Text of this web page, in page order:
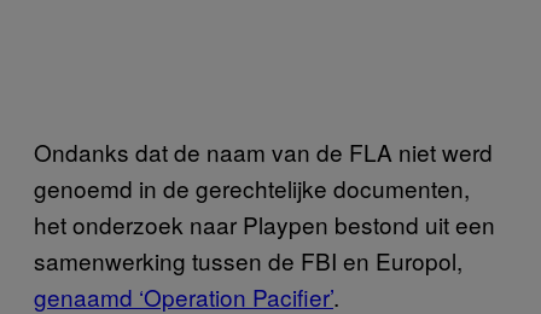
Ondanks dat de naam van de FLA niet werd
genoemd in de gerechtelijke documenten,
het onderzoek naar Playpen bestond uit een
samenwerking tussen de FBI en Europol,
genaamd ‘Operation Pacifier’.